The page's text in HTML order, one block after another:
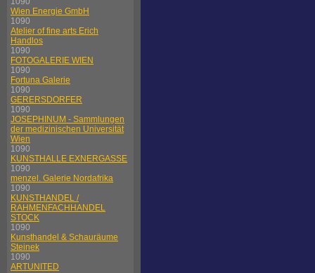
Wien Energie GmbH
1090
Atelier of fine arts Erich
Handlos
1090
FOTOGALERIE WIEN
1090
Fortuna Galerie
1090
GERERSDORFER
1090
JOSEPHINUM - Sammlungen
der medizinischen Universität
Wien
1090
KUNSTHALLE EXNERGASSE
1090
menzel. Galerie Nordafrika
1090
KUNSTHANDEL /
RAHMENFACHHANDEL
STOCK
1090
Kunsthandel & Schauräume
Steinek
1090
ARTUNITED